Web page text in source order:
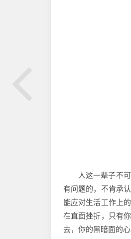
人这一辈子不
有问题的，不肯承
能应对生活工作上
在直面挫折，只有
去，你的黑暗面的